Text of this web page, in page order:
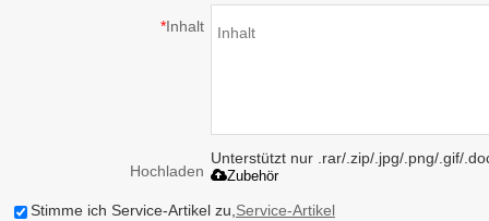
*Inhalt
Hochladen
Unterstützt nur .rar/.zip/.jpg/.png/.gif/
Zubehör
Stimme ich Service-Artikel zu,Service-Artikel